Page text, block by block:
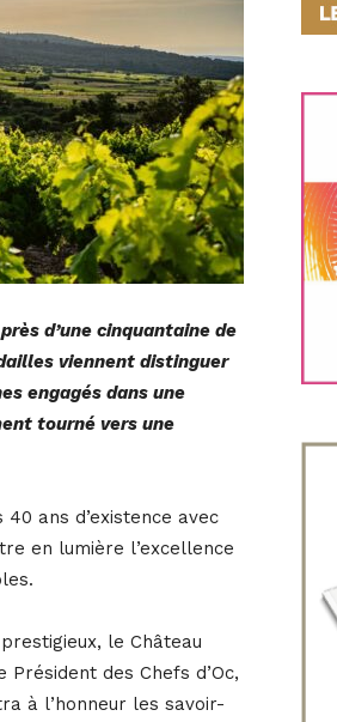
d’une cinquantaine de
viennent distinguer
engagés dans une
tourné vers une
ans d’existence avec
en lumière l’excellence
le Château
des Chefs d’Oc,
à l’honneur les savoir-